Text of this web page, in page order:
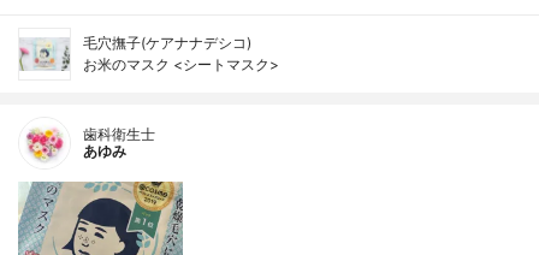
毛穴撫子(ケアナナデシコ)
お米のマスク <シートマスク>
歯科衛生士
あゆみ